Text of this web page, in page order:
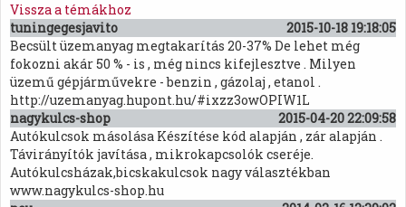
Vissza a témákhoz
tuningegesjavito
2015-10-18 19:18:05
Becsült üzemanyag megtakarítás 20-37% De lehet még
fokozni akár 50 % - is , még nincs kifejlesztve . Milyen
üzemű gépjárművekre - benzin , gázolaj , etanol .
http://uzemanyag.hupont.hu/#ixzz3owOPIW1L
nagykulcs-shop
2015-04-20 22:09:58
Autókulcsok másolása Készítése kód alapján , zár alapján .
Távirányítók javítása , mikrokapcsolók cseréje.
Autókulcsházak,bicskakulcsok nagy választékban
www.nagykulcs-shop.hu